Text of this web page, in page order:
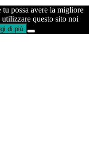
possa avere la migliore
questo sito noi
di più